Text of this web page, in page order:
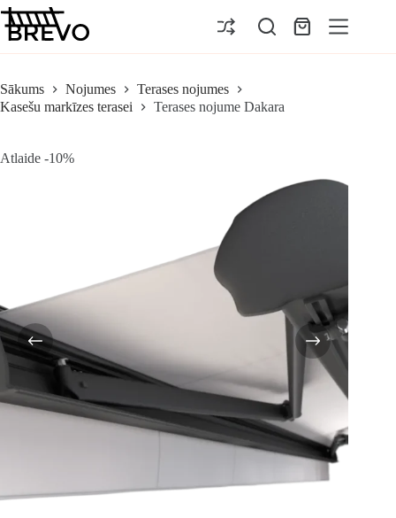
Pāriet
uz
saturu
Iepirkumu
Sākums Nojumes
Terases nojumes
Kasešu markīzes terasei
Terases nojume Dakara
Atlaide -10%